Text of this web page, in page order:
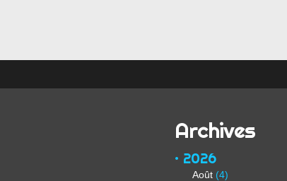
Archives
2026
Août (4)